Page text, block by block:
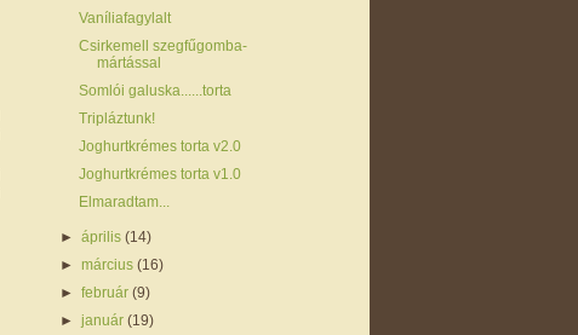
Vaníliafagylalt
Csirkemell szegfűgomba-
mártással
Somlói galuska......torta
Tripláztunk!
Joghurtkrémes torta v2.0
Joghurtkrémes torta v1.0
Elmaradtam...
►április(14)
►március(16)
►február(9)
►január(19)